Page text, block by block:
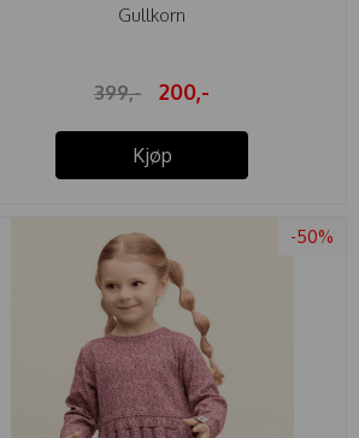
Gullkorn
399,- 200,-
Kjøp
-50%